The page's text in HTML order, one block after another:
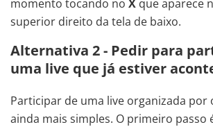
momento tocando no X que aparece
superior direito da tela de baixo.
Alternativa 2 - Pedir para
uma live que já estiver
Participar de uma live organizada por
ainda mais simples. O primeiro passo